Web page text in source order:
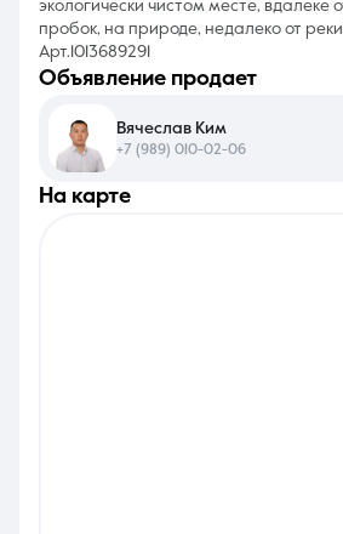
экологически чистом месте, вдалеке
пробок, на природе, недалеко от
Арт.1013689291
на карте
объявление продает
Вячеслав Ким
+7 (989) 010-02-06